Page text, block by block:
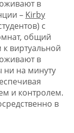
в
– Kirby
с
общий
виртуальной
в
ни на минуту
и контролем.
в